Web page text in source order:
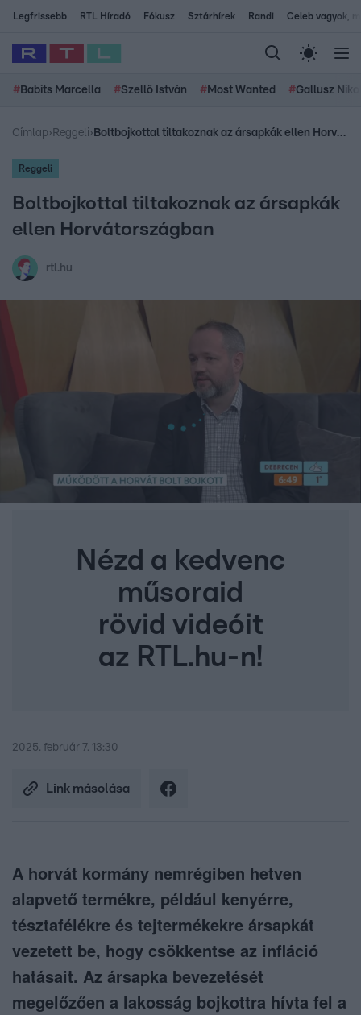
Legfrissebb RTL Híradó Fókusz Sztárhírek Randi Celeb vagyok,
# Babits Marcella #Szellő István # Most Wanted #Gallusz
Címlap› Reggeli› Boltbojkottal tiltakoznak az ársapkák ellen Horvátországban
Reggeli
Boltbojkottal tiltakoznak az ársapkák
ellen Horvátországban
rtl.hu
Nézd a kedvenc
műsoraid
rövid videóit
az RTL.hu-n!
2025. február 7. 13:30
Link másolása
A horvát kormány nemrégiben hetven
alapvető termékre, például kenyérre,
tésztafélékre és tejtermékekre ársapkát
vezetett be, hogy csökkentse az infláció
hatásait. Az ársapka bevezetését
megelőzően a lakosság bojkottra hívta fel a